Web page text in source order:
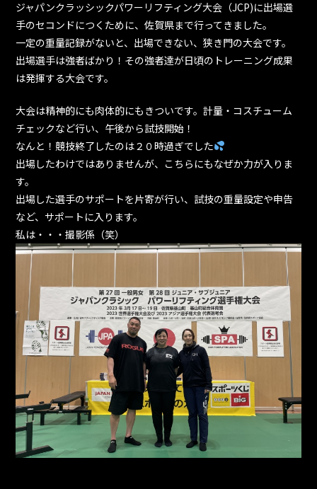
ジャパンクラッシックパワーリフティング大会（JCP)に出場選
手のセコンドにつくために、佐賀県まで行ってきました。
一定の重量記録がないと、出場できない、狭き門の大会です。
出場選手は強者ばかり！その強者達が日頃のトレーニング成果
は発揮する大会です。
大会は精神的にも肉体的にもきついです。計量・コスチューム
チェックなど行い、午後から試技開始！
なんと！競技終了したのは２０時過ぎでした
出場したわけではありませんが、こちらにもなぜか力が入りま
す。
出場した選手のサポートを片寄が行い、試技の重量設定や申告
など、サポートに入ります。
私は・・・撮影係（笑）